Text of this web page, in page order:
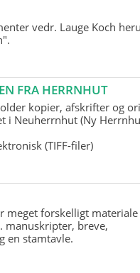
vedr. Lauge Koch
FRA HERRNHUT
kopier, afskrifter og
i Neuherrnhut (Ny
(TIFF-filer)
meget forskelligt
manuskripter, breve,
en stamtavle.